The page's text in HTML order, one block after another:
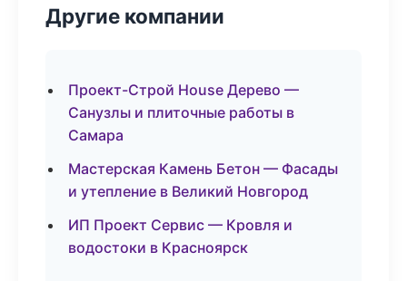
Другие компании
Проект-Строй House Дерево —
Санузлы и плиточные работы в
Самара
Мастерская Камень Бетон — Фасады
и утепление в Великий Новгород
ИП Проект Сервис — Кровля и
водостоки в Красноярск